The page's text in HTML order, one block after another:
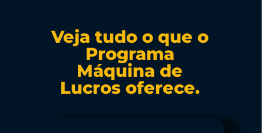
Veja tudo o que o
Programa
Máquina de
Lucros oferece.